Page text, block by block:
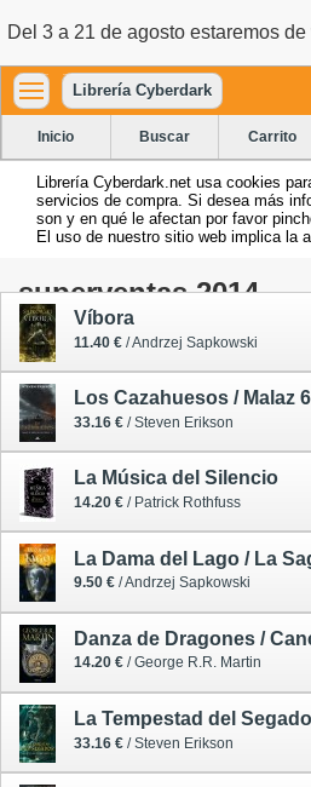
Del 3 a 21 de agosto estaremos
Librería Cyberdark
Inicio Buscar Carrito
Librería Cyberdark.net usa cookies
servicios de compra. Si desea más
son y en qué le afectan por favor
El uso de nuestro sitio web implica la
superventas 2014
Víbora
11.40 € / Andrzej Sapkowski
Los Cazahuesos / Malaz 6
33.16 € / Steven Erikson
La Música del Silencio
14.20 € / Patrick Rothfuss
9.50 € / Andrzej Sapkowski
14.20 € / George R.R. Martin
La Tempestad del
33.16 € / Steven Erikson